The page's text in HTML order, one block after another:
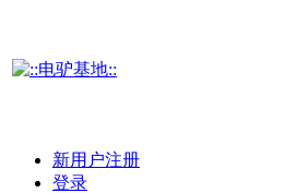
新用户注册
登录